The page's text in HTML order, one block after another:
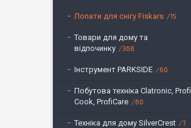
Лопати для снігу Fiskars 15
Товари для дому та
відпочинку
368
Інструмент PARKSIDE 60
Побутова техніка Clatronic, Profi
Cook, ProfiCare
60
Техніка для дому SilverCrest 7